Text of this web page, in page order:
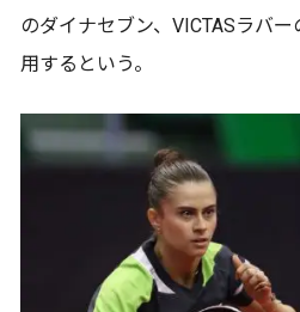
のダイナセブン、VICTASラバ
用するという。